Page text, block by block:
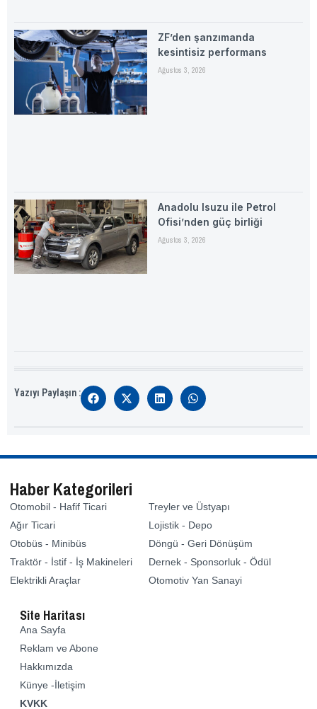
ZF’den şanzımanda
kesintisiz performans
Ağustos 3, 2026
Anadolu Isuzu ile Petrol
Ofisi’nden güç birliği
Ağustos 3, 2026
Yazıyı Paylaşın :
Haber Kategorileri
Otomobil - Hafif Ticari
Ağır Ticari
Otobüs - Minibüs
Traktör - İstif - İş Makineleri
Elektrikli Araçlar
Treyler ve Üstyapı
Lojistik - Depo
Döngü - Geri Dönüşüm
Dernek - Sponsorluk - Ödül
Otomotiv Yan Sanayi
Site Haritası
Ana Sayfa
Reklam ve Abone
Hakkımızda
Künye -İletişim
KVKK